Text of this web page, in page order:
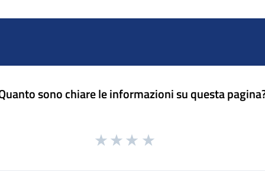
sono chiare le informazioni su questa